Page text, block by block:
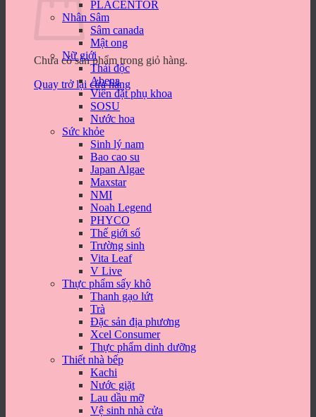
Chưa có sản phẩm trong giỏ hàng.
Quay trở lại cửa hàng
PLACENTOR
Nhân Sâm
Sâm canada
Mật ong
Nữ giới
Thải độc
Abena
Viên đặt phụ khoa
SOSU
Nước hoa
Sức khỏe
Sinh lý nam
Bao cao su
Japan Algae
Maxstar
NMI
Noah Legend
PHYCO
Thế giới số
Trường sinh
Vita Leaf
V Live
Thực phẩm sấy khô
Thanh gạo lứt
Trà
Đặc sản địa phương
Xcel Consumer
Thực phẩm dinh dưỡng
Thiết nhà bếp
Kachi
Nước giặt
Lau dầu mỡ
Vệ sinh nhà cửa